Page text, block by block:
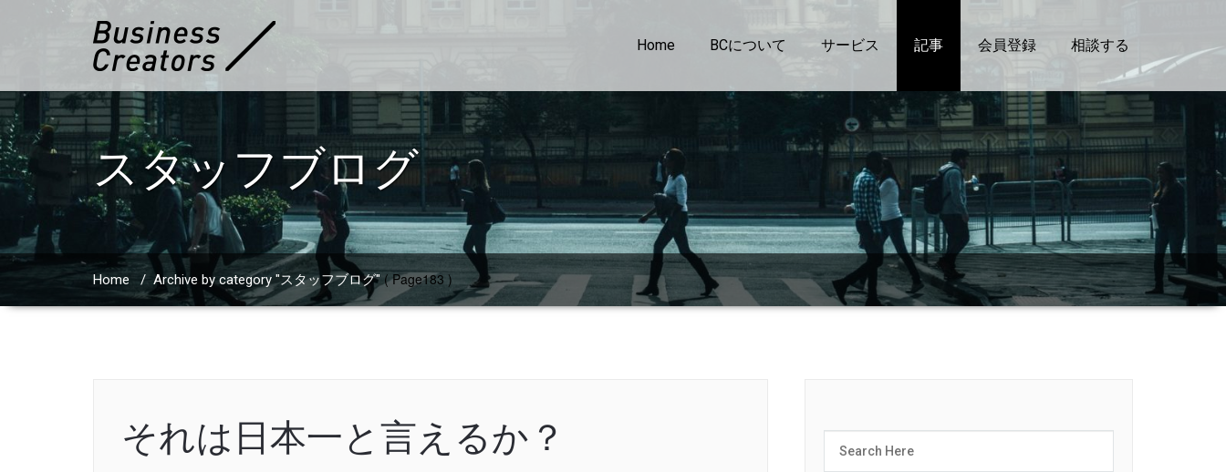
Home BCについて サービス 記事 会員登録 相談する
スタッフブログ
Home / Archive by category "スタッフブログ" ( Page183 )
それは日本一と言えるか？